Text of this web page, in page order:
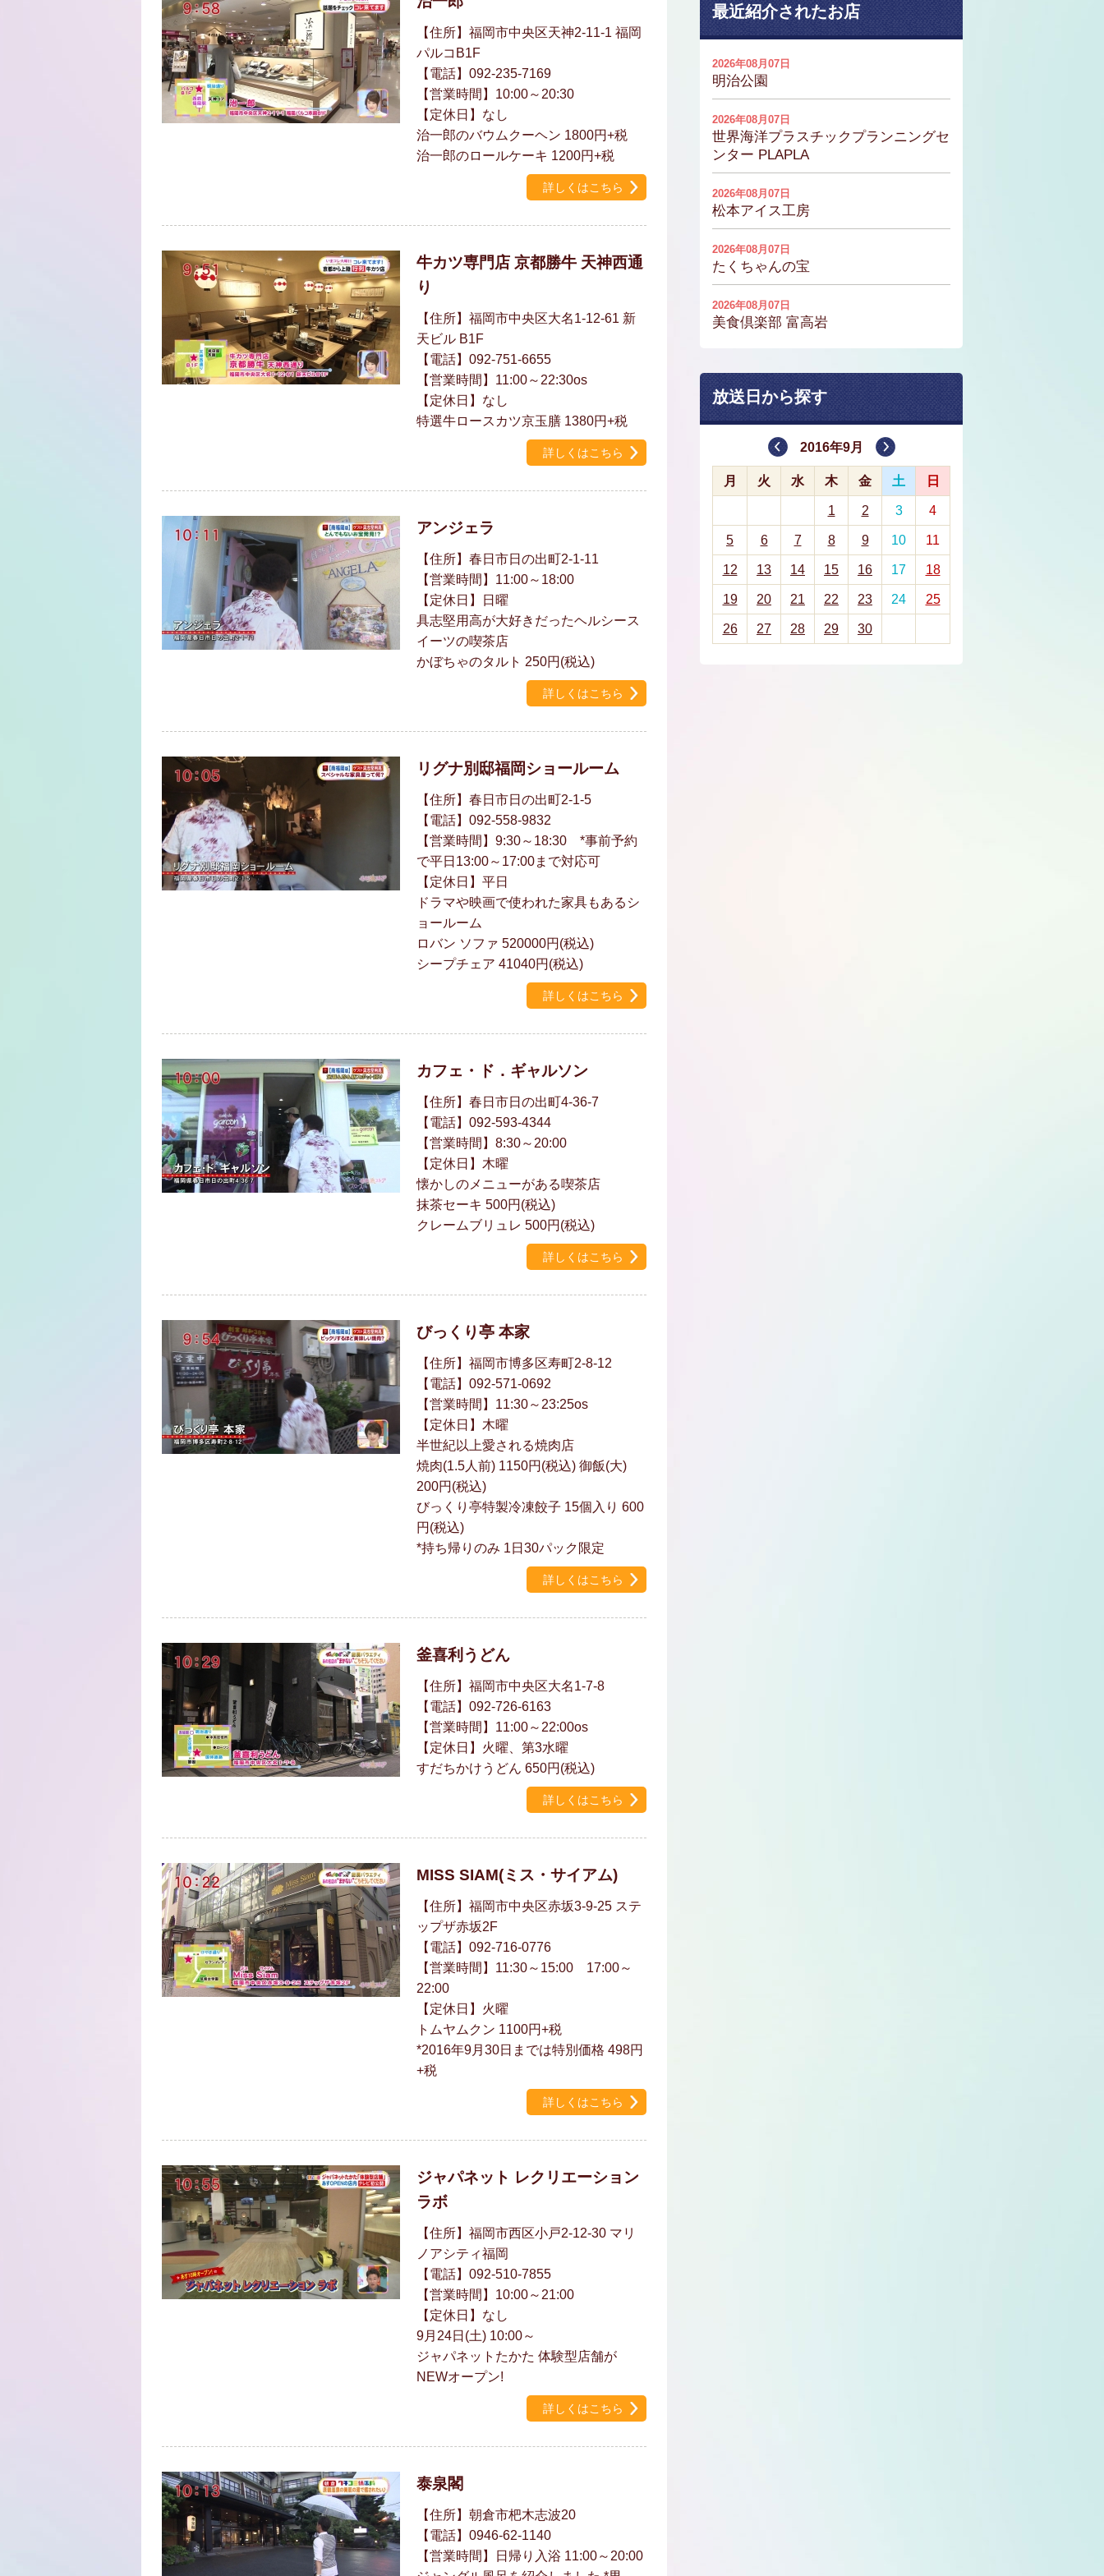
【住所】福岡市中央区天神2-11-1 福岡
パルコB1F
【電話】092-235-7169
【営業時間】10:00～20:30
【定休日】なし
治一郎のバウムクーヘン 1800円+税
治一郎のロールケーキ 1200円+税
詳しくはこちら
牛カツ専門店 京都勝牛 天神西通
り
【住所】福岡市中央区大名1-12-61 新
天ビル B1F
【電話】092-751-6655
【営業時間】11:00～22:30os
【定休日】なし
特選牛ロースカツ京玉膳 1380円+税
詳しくはこちら
アンジェラ
【住所】春日市日の出町2-1-11
【営業時間】11:00～18:00
【定休日】日曜
具志堅用高が大好きだったヘルシース
イーツの喫茶店
かぼちゃのタルト 250円(税込)
詳しくはこちら
リグナ別邸福岡ショールーム
【住所】春日市日の出町2-1-5
【電話】092-558-9832
【営業時間】9:30～18:30 *事前予約
で平日13:00～17:00まで対応可
【定休日】平日
ドラマや映画で使われた家具もあるシ
ョールーム
ロバン ソファ 520000円(税込)
シープチェア 41040円(税込)
詳しくはこちら
カフェ・ド．ギャルソン
【住所】春日市日の出町4-36-7
【電話】092-593-4344
【営業時間】8:30～20:00
【定休日】木曜
懐かしのメニューがある喫茶店
抹茶セーキ 500円(税込)
クレームブリュレ 500円(税込)
詳しくはこちら
びっくり亭 本家
【住所】福岡市博多区寿町2-8-12
【電話】092-571-0692
【営業時間】11:30～23:25os
【定休日】木曜
半世紀以上愛される焼肉店
焼肉(1.5人前) 1150円(税込) 御飯(大)
200円(税込)
びっくり亭特製冷凍餃子 15個入り 600
円(税込)
*持ち帰りのみ 1日30パック限定
詳しくはこちら
釜喜利うどん
【住所】福岡市中央区大名1-7-8
【電話】092-726-6163
【営業時間】11:00～22:00os
【定休日】火曜、第3水曜
すだちかけうどん 650円(税込)
詳しくはこちら
MISS SIAM(ミス・サイアム)
【住所】福岡市中央区赤坂3-9-25 ステ
ップザ赤坂2F
【電話】092-716-0776
【営業時間】11:30～15:00 17:00～
22:00
【定休日】火曜
トムヤムクン 1100円+税
*2016年9月30日までは特別価格 498円
+税
詳しくはこちら
ジャパネット レクリエーション
ラボ
【住所】福岡市西区小戸2-12-30 マリ
ノアシティ福岡
【電話】092-510-7855
【営業時間】10:00～21:00
【定休日】なし
9月24日(土) 10:00～
ジャパネットたかた 体験型店舗が
NEWオープン!
詳しくはこちら
泰泉閣
【住所】朝倉市杷木志波20
【電話】0946-62-1140
【営業時間】日帰り入浴 11:00～20:00
最近紹介されたお店
2026年08月07日
明治公園
2026年08月07日
世界海洋プラスチックプランニングセ
ンター PLAPLA
2026年08月07日
松本アイス工房
2026年08月07日
たくちゃんの宝
2026年08月07日
美食倶楽部 富高岩
放送日から探す
2016年9月
月 火 水 木 金 土 日
1 2 3 4
5 6 7 8 9 10 11
12 13 14 15 16 17 18
19 20 21 22 23 24 25
26 27 28 29 30